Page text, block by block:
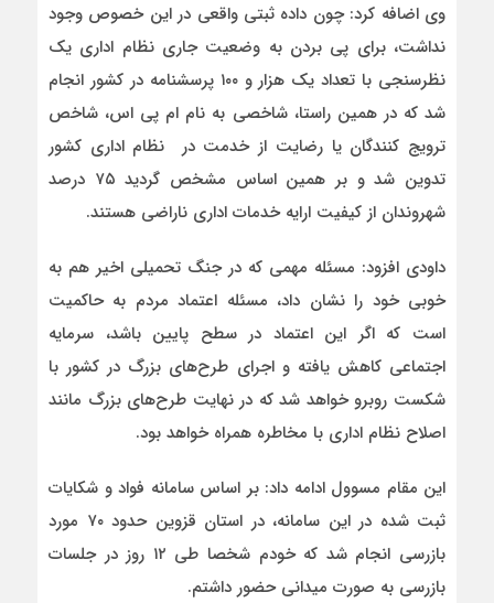
وی اضافه کرد: چون داده ثبتی واقعی در این خصوص وجود
نداشت، برای پی بردن به وضعیت جاری نظام اداری یک
نظرسنجی با تعداد یک هزار و ۱۰۰ پرسشنامه در کشور انجام
شد که در همین راستا، شاخصی به نام ام پی اس، شاخص
ترویج کنندگان یا رضایت از خدمت در نظام اداری کشور
تدوین شد و بر همین اساس مشخص گردید ۷۵ درصد
شهروندان از کیفیت ارایه خدمات اداری ناراضی هستند.
داودی افزود: مسئله مهمی که در جنگ تحمیلی اخیر هم به
خوبی خود را نشان داد، مسئله اعتماد مردم به حاکمیت
است که اگر این اعتماد در سطح پایین باشد، سرمایه
اجتماعی کاهش یافته و اجرای طرح‌های بزرگ در کشور با
شکست روبرو خواهد شد که در نهایت طرح‌های بزرگ مانند
اصلاح نظام اداری با مخاطره همراه خواهد بود.
این مقام مسوول ادامه داد: بر اساس سامانه فواد و شکایات
ثبت شده در این سامانه، در استان قزوین حدود ۷۰ مورد
بازرسی انجام شد که خودم شخصا طی ۱۲ روز در جلسات
بازرسی به صورت میدانی حضور داشتم.